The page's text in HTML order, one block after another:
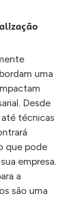
uma
Desde
técnicas
que pode
empresa.
a
são uma